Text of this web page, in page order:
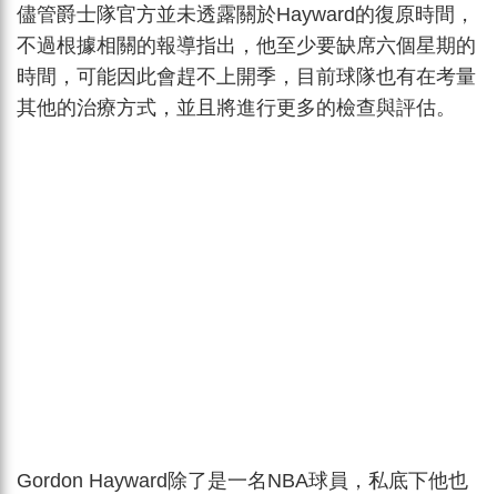
儘管爵士隊官方並未透露關於Hayward的復原時間，
不過根據相關的報導指出，他至少要缺席六個星期的
時間，可能因此會趕不上開季，目前球隊也有在考量
其他的治療方式，並且將進行更多的檢查與評估。
Gordon Hayward除了是一名NBA球員，私底下他也